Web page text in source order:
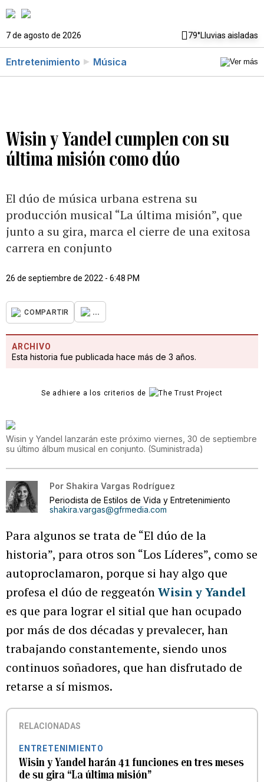
7 de agosto de 2026 79°Lluvias aisladas
Entretenimiento Música
Wisin y Yandel cumplen con su
última misión como dúo
El dúo de música urbana estrena su
producción musical “La última misión”, que
junto a su gira, marca el cierre de una exitosa
carrera en conjunto
26 de septiembre de 2022 - 6:48 PM
COMPARTIR ...
ARCHIVO
Esta historia fue publicada hace más de 3 años.
Se adhiere a los criterios de
Wisin y Yandel lanzarán este próximo viernes, 30 de septiembre
su último álbum musical en conjunto. (Suministrada)
Por Shakira Vargas Rodríguez
Periodista de Estilos de Vida y Entretenimiento
shakira.vargas@gfrmedia.com
Para algunos se trata de “El dúo de la
historia”, para otros son “Los Líderes”, como se
autoproclamaron, porque si hay algo que
profesa el dúo de reggeatónWisin y Yandel
es que para lograr el sitial que han ocupado
por más de dos décadas y prevalecer, han
trabajando constantemente, siendo unos
continuos soñadores, que han disfrutado de
retarse a sí mismos.
RELACIONADAS
ENTRETENIMIENTO
Wisin y Yandel harán 41 funciones en tres meses
de su gira “La última misión”